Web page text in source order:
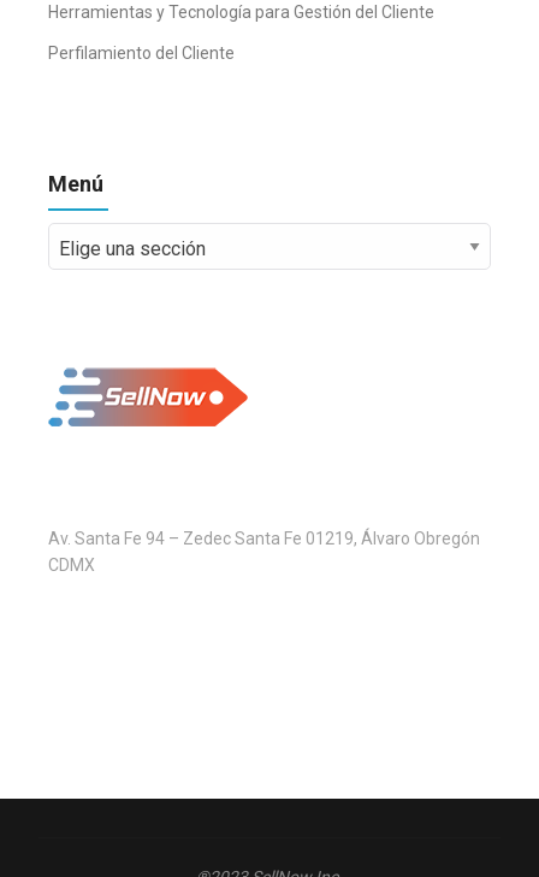
Herramientas y Tecnología para Gestión del Cliente
Perfilamiento del Cliente
Menú
Av. Santa Fe 94 – Zedec Santa Fe 01219, Álvaro Obregón
CDMX